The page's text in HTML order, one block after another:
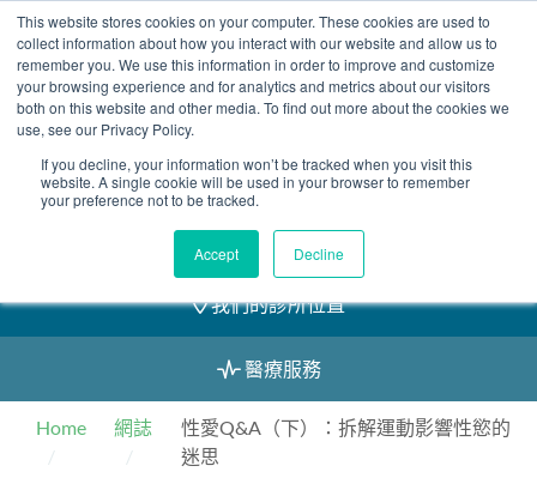
This website stores cookies on your computer. These cookies are used to
collect information about how you interact with our website and allow us to
remember you. We use this information in order to improve and customize
your browsing experience and for analytics and metrics about our visitors
both on this website and other media. To find out more about the cookies we
use, see our Privacy Policy.
If you decline, your information won’t be tracked when you visit this
website. A single cookie will be used in your browser to remember
your preference not to be tracked.
Accept Decline
Skip
to
content
2155 9055
預約
我們的醫護團隊
我們的診所位置
醫療服務
Home 網誌
性愛Q&A（下）：拆解運動影響性慾的
迷思